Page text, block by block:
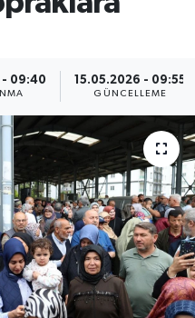
- 09:40 15.05.2026 - 09:55
GÜNCELLEME